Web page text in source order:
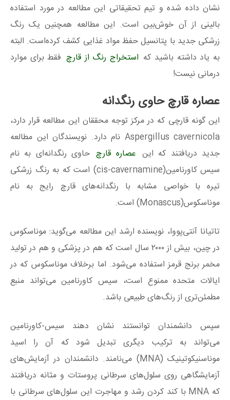
نشان داده شده و تیم تحقیقاتی این مطالعه در مورد استفاده
بالینی از آن خوش‌بین است. این مطالعه همچنین یک رنگ
زرشکی جدید با پتانسیل حفظ مواد غذایی کشف کرده‌است. البته
به یاد داشته باشید که استخراج رنگ از قارچ فقط برای موارد
درمانی نیست!
عصاره قارچ حاوی رنگدانه
این گونه قارچی که در مرکز توجه محققان این مطالعه قرار دارد،
Aspergillus cavernicola نام دارد. نویسندگان این مطالعه
جدید دریافتند که این عصاره قارچ حاوی رنگدانه‌ای به نام
سیس کاورنامین(cis-cavernamine) است که به رنگ زرشکی
تیره با خواصی مشابه با رنگدانه‌های قارچ رایج به نام
موناسکوس(Monascus) است.
تاتیانا آنتی‌پووا، نویسنده ارشد این مطالعه می‌گوید: موناسکوس
در چین، بیش از ۲۰۰۰ سال است که هم در پزشکی و هم در تولید
مخمر برنج قرمز استفاده می‌شود. اما برخلاف موناسکوس که در
ایالات متحده ممنوع است، سیس کاورنامین می‌تواند منبع
مطمئن‌تری از رنگ‌های طبیعی باشد.
سپس دانشمندان توانستند نشان دهند سیس-کاورنامین
می‌تواند به ترکیب دیگری تبدیل شود که آن را اسید
موناسنیکوتینیک (MNA) می‌نامند. دانشمندان در آزمایش‌های
آزمایشگاهی روی سلول‌های سرطانی پروستات و مثانه دریافتند
که MNA با کند کردن رشد و مهاجرت این سلول‌های سرطانی با